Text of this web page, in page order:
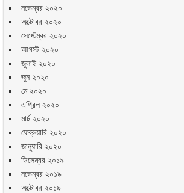
নভেম্বর ২০২০
অক্টোবর ২০২০
সেপ্টেম্বর ২০২০
আগস্ট ২০২০
জুলাই ২০২০
জুন ২০২০
মে ২০২০
এপ্রিল ২০২০
মার্চ ২০২০
ফেব্রুয়ারি ২০২০
জানুয়ারি ২০২০
ডিসেম্বর ২০১৯
নভেম্বর ২০১৯
অক্টোবর ২০১৯